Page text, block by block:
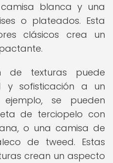
blanca y una
o plateados. Esta
clásicos crea un
de texturas puede
y sofisticación a un
se pueden
de terciopelo con
o una camisa de
de tweed. Estas
crean un aspecto